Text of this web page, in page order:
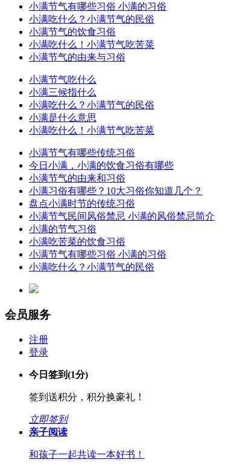
小满节气有哪些习俗 小满的习俗
小满吃什么？小满节气的民俗
小满节气的饮食习俗
小满吃什么！小满节气吃苦菜
小满节气的由来与习俗
小满节气吃什么
小满三候指什么
小满吃什么？小满节气的民俗
小满是什么意思
小满吃什么！小满节气吃苦菜
小满节气有哪些传统习俗
今日小满，小满的饮食习俗有哪些
小满节气的由来和习俗
小满习俗有哪些？10大习俗你知道几个？
盘点小满时节的传统习俗
小满节气民间风俗禁忌 小满的风俗禁忌简介
小满的节气习俗
小满吃苦菜的饮食习俗
小满节气有哪些习俗 小满的习俗
小满吃什么？小满节气的民俗
会员服务
注册
登录
今日签到(1分)
签到送积分，积分换豪礼！
立即签到
亲子阅读
和孩子一起共读一本好书！